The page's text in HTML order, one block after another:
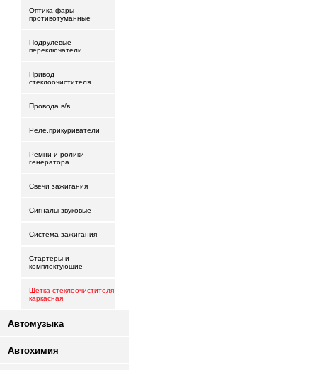
Оптика фары
противотуманные
Подрулевые
переключатели
Привод
стеклоочистителя
Провода в/в
Реле,прикуриватели
Ремни и ролики
генератора
Свечи зажигания
Сигналы звуковые
Система зажигания
Стартеры и
комплектующие
Щетка стеклоочистителя
каркасная
Автомузыка
Автохимия